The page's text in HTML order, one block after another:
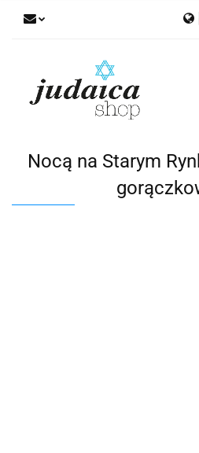
Nocą na Starym